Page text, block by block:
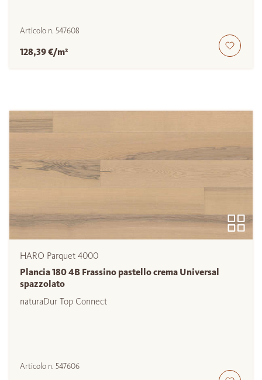
Articolo n. 547608
128,39 €/m²
HARO Parquet 4000
Plancia 180 4B Frassino pastello crema Universal
spazzolato
naturaDur Top Connect
Articolo n. 547606